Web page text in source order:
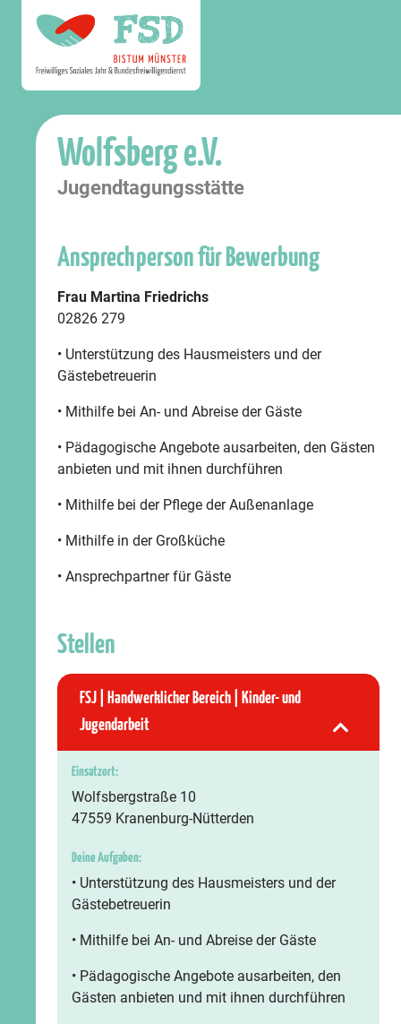
Wolfsberg e.V.
Jugendtagungsstätte
Ansprechperson für Bewerbung
Frau Martina Friedrichs
02826 279
• Unterstützung des Hausmeisters und der
Gästebetreuerin
• Mithilfe bei An- und Abreise der Gäste
• Pädagogische Angebote ausarbeiten, den Gästen
anbieten und mit ihnen durchführen
• Mithilfe bei der Pflege der Außenanlage
• Mithilfe in der Großküche
• Ansprechpartner für Gäste
Stellen
FSJ | Handwerklicher Bereich | Kinder- und
Jugendarbeit
Einsatzort:
Wolfsbergstraße 10
47559 Kranenburg-Nütterden
Deine Aufgaben:
• Unterstützung des Hausmeisters und der
Gästebetreuerin
• Mithilfe bei An- und Abreise der Gäste
• Pädagogische Angebote ausarbeiten, den
Gästen anbieten und mit ihnen durchführen